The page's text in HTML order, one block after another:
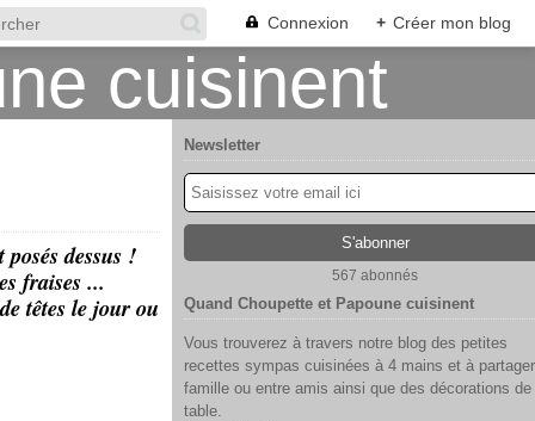
Connexion + Créer mon blog
dessus !
fraises ...
têtes le jour ou
Newsletter
567 abonnés
Quand Choupette et Papoune cuisinent
Vous trouverez à travers notre blog des petites
recettes sympas cuisinées à 4 mains et à
famille ou entre amis ainsi que des décorations de
table.